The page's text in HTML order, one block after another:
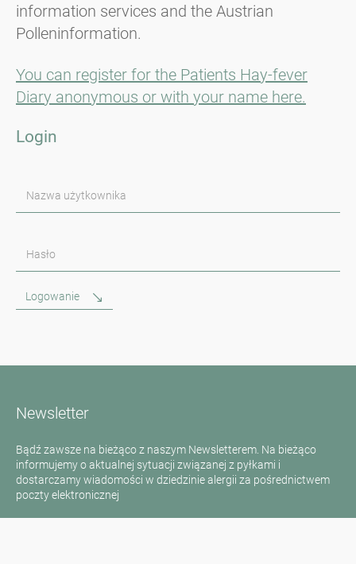
information services and the Austrian
Polleninformation.
You can register for the Patients Hay-fever
Diary anonymous or with your name here.
Login
Nazwa użytkownika
Hasło
Logowanie
Newsletter
Bądź zawsze na bieżąco z naszym Newsletterem. Na bieżąco
informujemy o aktualnej sytuacji związanej z pyłkami i
dostarczamy wiadomości w dziedzinie alergii za pośrednictwem
poczty elektronicznej